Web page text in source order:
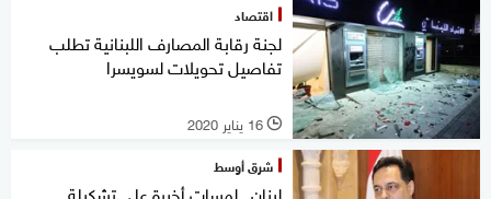
اقتصاد
لجنة رقابة المصارف اللبنانية تطلب
تفاصيل تحويلات لسويسرا
l 16 يناير 2020
شرق أوسط
لبنان.. لمسات أخيرة على تشكيلة